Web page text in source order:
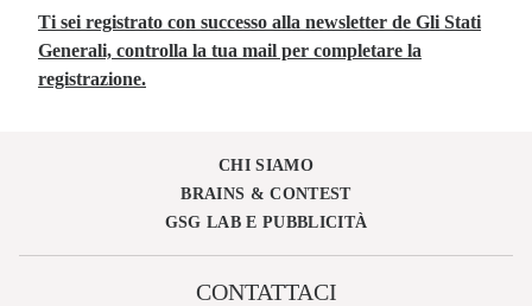
Ti sei registrato con successo alla newsletter de Gli Stati
Generali, controlla la tua mail per completare la
registrazione.
CHI SIAMO
BRAINS & CONTEST
GSG LAB E PUBBLICITÀ
CONTATTACI